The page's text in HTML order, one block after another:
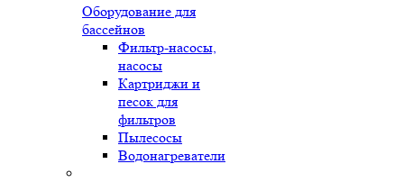
Оборудование для
бассейнов
Фильтр-насосы,
насосы
Картриджи и
песок для
фильтров
Пылесосы
Водонагреватели